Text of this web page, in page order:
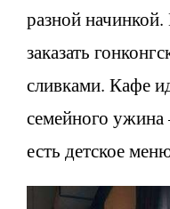
разной
заказать
сливками. Кафе
семейного ужина
есть детское